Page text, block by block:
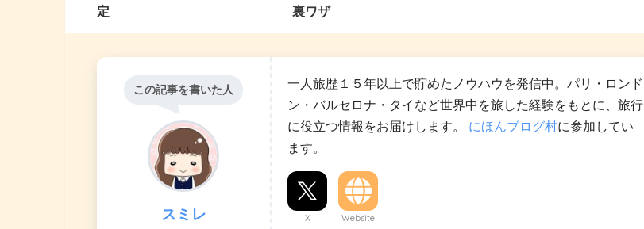
定
裏ワザ
この記事を書いた人
スミレ
一人旅歴１５年以上で貯めたノウハウを発信中。パリ・ロンド
ン・バルセロナ・タイなど世界中を旅した経験をもとに、旅行
に役立つ情報をお届けします。 にほんブログ村に参加してい
ます。
X Website